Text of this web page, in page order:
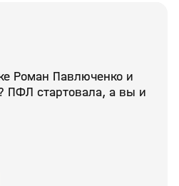
Роман Павлюченко и
ПФЛ стартовала, а вы и